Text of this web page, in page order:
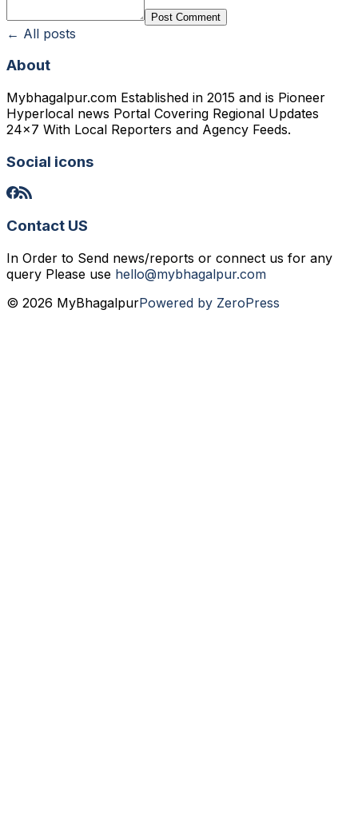
Post Comment
← All posts
About
Mybhagalpur.com Established in 2015 and is Pioneer
Hyperlocal news Portal Covering Regional Updates
24x7 With Local Reporters and Agency Feeds.
Social icons
Contact US
In Order to Send news/reports or connect us for any
query Please use hello@mybhagalpur.com
© 2026 MyBhagalpurPowered by ZeroPress